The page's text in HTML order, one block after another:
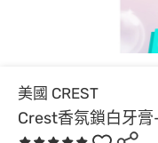
美國 CREST
Crest香氛鎖白牙